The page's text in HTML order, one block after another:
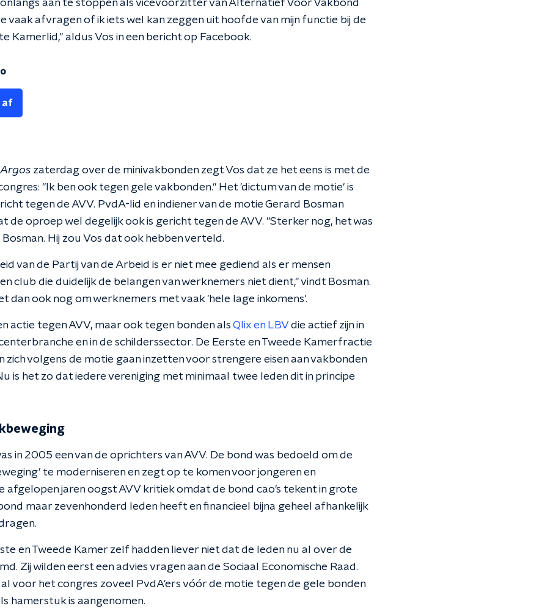
onlangs aan te stoppen als vicevoorzitter van Alternatief Voor Vakbond
vaak afvragen of ik iets wel kan zeggen uit hoofde van mijn functie bij de
Kamerlid," aldus Vos in een bericht op Facebook.
af
Argos zaterdag over de minivakbonden zegt Vos dat ze het eens is met de
"Ik ben ook tegen gele vakbonden." Het 'dictum van de motie' is
tegen de AVV. PvdA-lid en indiener van de motie Gerard Bosman
de oproep wel degelijk ook is gericht tegen de AVV. "Sterker nog, het was
Hij zou Vos dat ook hebben verteld.
van de Partij van de Arbeid is er niet mee gediend als er mensen
club die duidelijk de belangen van werknemers niet dient," vindt Bosman.
dan ook nog om werknemers met vaak 'hele lage inkomens'.
actie tegen AVV, maar ook tegen bonden als Qlix en LBVdie actief zijn in
en in de schilderssector. De Eerste en Tweede Kamerfractie
zich volgens de motie gaan inzetten voor strengere eisen aan vakbonden
is het zo dat iedere vereniging met minimaal twee leden dit in principe
in 2005 een van de oprichters van AVV. De bond was bedoeld om de
te moderniseren en zegt op te komen voor jongeren en
afgelopen jaren oogst AVV kritiek omdat de bond cao's tekent in grote
maar zevenhonderd leden heeft en financieel bijna geheel afhankelijk
en Tweede Kamer zelf hadden liever niet dat de leden nu al over de
Zij wilden eerst een advies vragen aan de Sociaal Economische Raad.
voor het congres zoveel PvdA'ers vóór de motie tegen de gele bonden
hamerstuk is aangenomen.